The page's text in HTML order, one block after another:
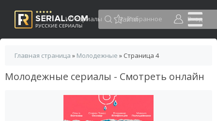
HD сериалы Избранное Вход
Главная страница » Молодежные » Страница 4
Молодежные сериалы - Смотреть онлайн